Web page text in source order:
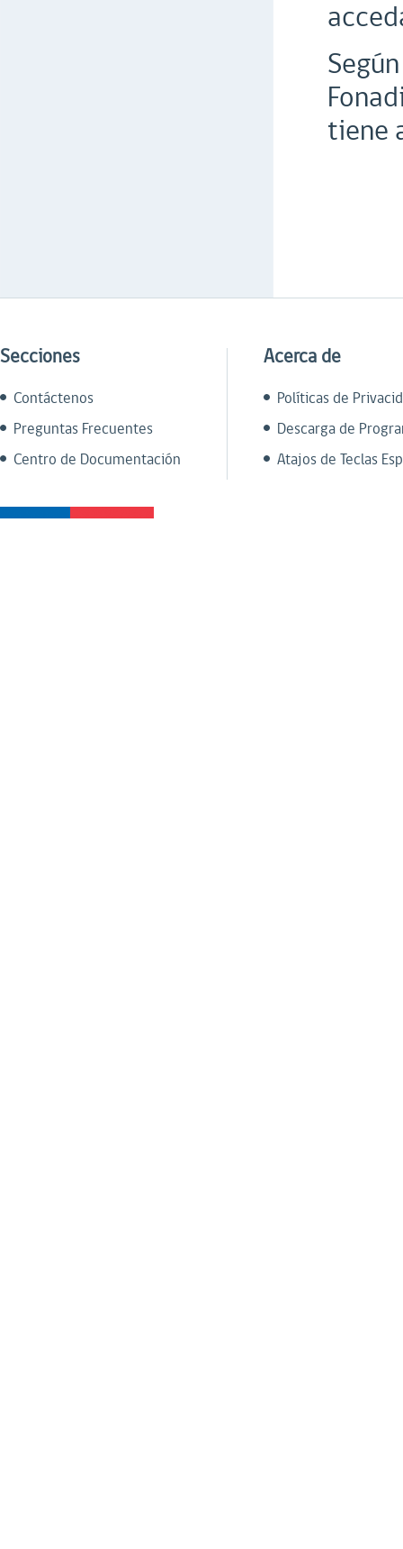
tiene
Secciones
Contáctenos
Preguntas Frecuentes
Centro de Documentación
Acerca de
Políticas de
Descarga de
Atajos de Teclas